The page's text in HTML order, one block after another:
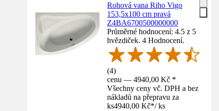
Rohová vana Riho Vigo
153,5x100 cm pravá
Z4BA6700500000000
Průměrné hodnocení: 4.5 z 5
hvězdiček. 4 Hodnocení.
(4)
cenu — 4940,00 Kč *
Všechny ceny vč. DPH a bez
nákladů na přepravu za
ks4940,00 Kč*/ ks